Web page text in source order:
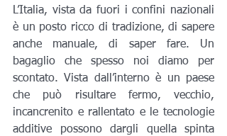
L’Italia, vista da fuori i confini nazionali
è un posto ricco di tradizione, di sapere
anche manuale, di saper fare. Un
bagaglio che spesso noi diamo per
scontato. Vista dall’interno è un paese
che può risultare fermo, vecchio,
incancrenito e rallentato e le tecnologie
additive possono dargli quella spinta